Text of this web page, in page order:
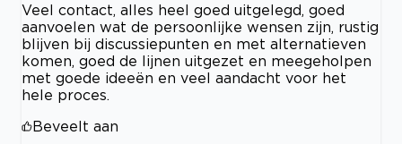
Veel contact, alles heel goed uitgelegd, goed
aanvoelen wat de persoonlijke wensen zijn, rustig
blijven bij discussiepunten en met alternatieven
komen, goed de lijnen uitgezet en meegeholpen
met goede ideeën en veel aandacht voor het
hele proces.
Beveelt aan